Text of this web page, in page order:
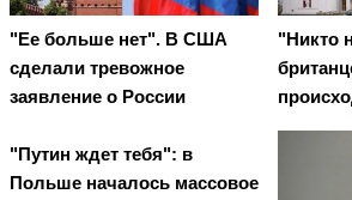
"Ее больше нет". В США
сделали тревожное
заявление о России
"Никто
"Путин ждет тебя": в
Польше началось массовое